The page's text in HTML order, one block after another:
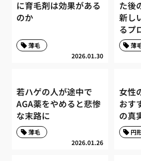
に育毛剤は効果がある
のか
2026.01.30
薄毛
た後
新し
るプ
薄
若ハゲの人が途中で
AGA薬をやめると悲惨
な末路に
2026.01.26
薄毛
女性
おす
の真
円